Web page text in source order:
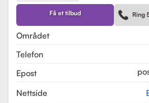
Skolen tilbyr et bredt
førerkortklasser, inkludert
for personbil, klasse A,
motorsykler, samt klasse
Få et tilbud Ring
Området
Telefon
Epost
Nettside